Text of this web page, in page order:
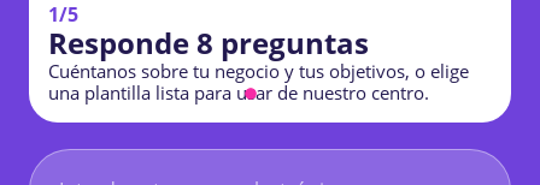
1/5
Responde 8 preguntas
Cuéntanos sobre tu negocio y tus objetivos, o elige
una plantilla lista para usar de nuestro centro.
PRUEBA HOCOOS SIN RIESGOS